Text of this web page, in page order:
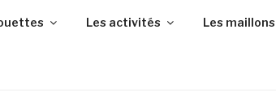
Les activités Les maillons